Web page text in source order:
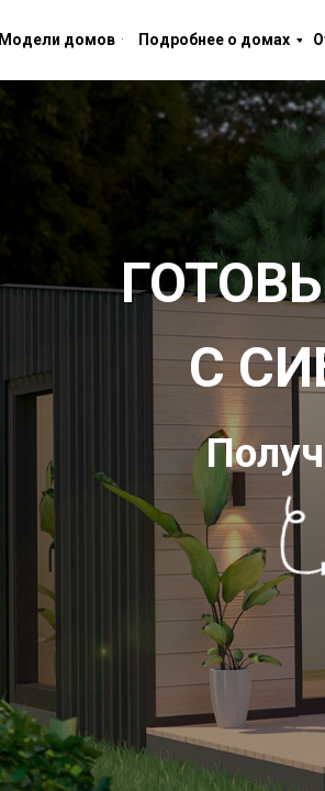
Подробнее о домах
Модели домов
С